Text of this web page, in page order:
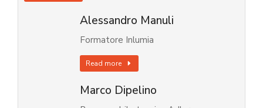
Alessandro Manuli
Formatore Inlumia
Read more
Marco Dipelino